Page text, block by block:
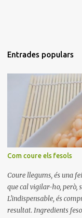
Entrades populars
Com coure els fesols
Coure llegums, és una
que cal vigilar-ho, però,
L'indispensable, és
resultat. Ingredients